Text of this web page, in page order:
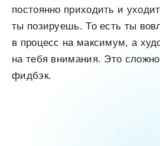
постоянно приходить и
ты позируешь. То есть ты
в процесс на максимум, а
на тебя внимания. Это
фидбэк.